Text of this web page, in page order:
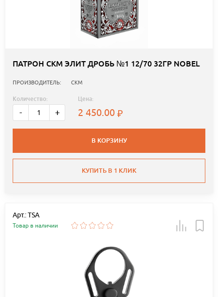
ПАТРОН СКМ ЭЛИТ ДРОБЬ №1 12/70 32ГР NOBEL
ПРОИЗВОДИТЕЛЬ: СКМ
Количество:
- +
Цена:
2 450.00
В КОРЗИНУ
КУПИТЬ В 1 КЛИК
Арт.: TSA
Товар в наличии